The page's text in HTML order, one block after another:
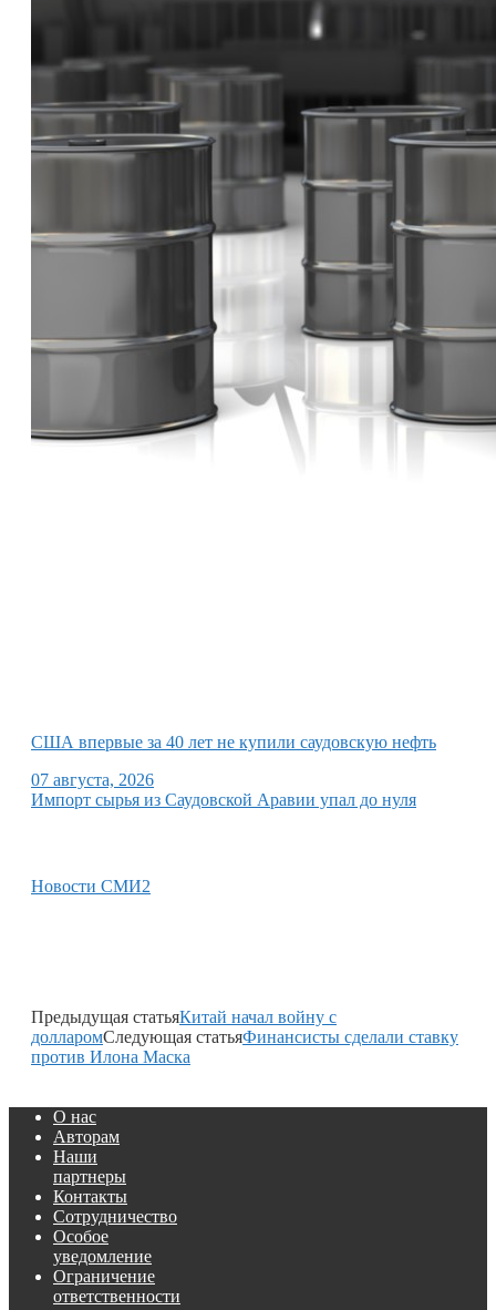
США впервые за 40 лет не купили саудовскую нефть
07 августа, 2026
Импорт сырья из Саудовской Аравии упал до нуля
Новости СМИ2
Предыдущая статьяКитай начал войну с
долларомСледующая статьяФинансисты сделали ставку
против Илона Маска
О нас
Авторам
Наши
партнеры
Контакты
Сотрудничество
Особое
уведомление
Ограничение
ответственности